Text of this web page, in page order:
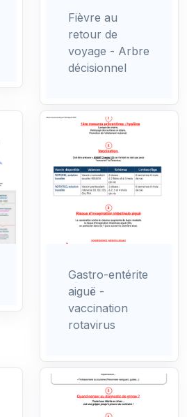
Fièvre au
retour de
voyage - Arbre
décisionnel
Gastro-entérite
aiguë -
vaccination
rotavirus